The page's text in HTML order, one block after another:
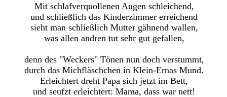
Mit schlafverquollenen Augen schleichend,
und schließlich das Kinderzimmer erreichend
sieht man schließlich Mutter gähnend wallen,
was allen andren tut sehr gut gefallen,
denn des "Weckers" Tönen nun doch verstummt,
durch das Michfläschchen in Klein-Ernas Mund.
Erleichtert dreht Papa sich jetzt im Bett,
und seufzt erleichtert: Mama, dass war nett!